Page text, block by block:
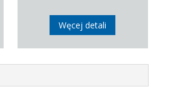
Węcej detali